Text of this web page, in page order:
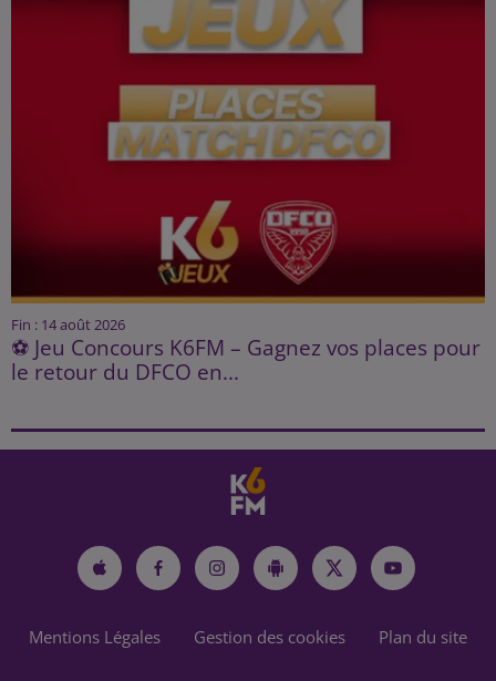
Fin : 14 août 2026
⚽ Jeu Concours K6FM – Gagnez vos places pour
le retour du DFCO en...
Mentions Légales Gestion des cookies Plan du site